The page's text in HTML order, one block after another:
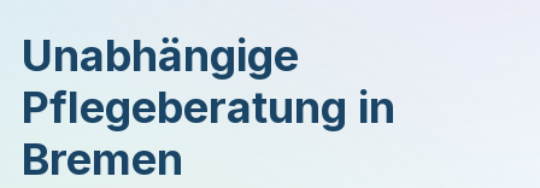
Unabhängige
Pflegeberatung in
Bremen